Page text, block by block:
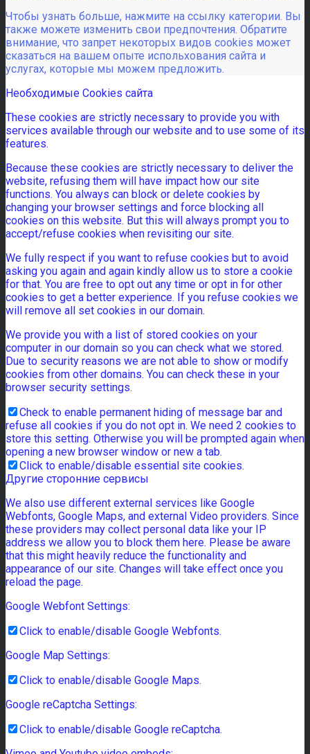
Чтобы узнать больше, нажмите на ссылку категории. Вы
также можете изменить свои предпочтения. Обратите
внимание, что запрет некоторых видов cookies может
сказаться на вашем опыте испольхования сайта и
услугах, которые мы можем предложить.
Необходимые Cookies сайта
These cookies are strictly necessary to provide you with
services available through our website and to use some of its
features.
Because these cookies are strictly necessary to deliver the
website, refusing them will have impact how our site
functions. You always can block or delete cookies by
changing your browser settings and force blocking all
cookies on this website. But this will always prompt you to
accept/refuse cookies when revisiting our site.
We fully respect if you want to refuse cookies but to avoid
asking you again and again kindly allow us to store a cookie
for that. You are free to opt out any time or opt in for other
cookies to get a better experience. If you refuse cookies we
will remove all set cookies in our domain.
We provide you with a list of stored cookies on your
computer in our domain so you can check what we stored.
Due to security reasons we are not able to show or modify
cookies from other domains. You can check these in your
browser security settings.
Check to enable permanent hiding of message bar and
refuse all cookies if you do not opt in. We need 2 cookies to
store this setting. Otherwise you will be prompted again when
opening a new browser window or new a tab.
Click to enable/disable essential site cookies.
Другие сторонние сервисы
We also use different external services like Google
Webfonts, Google Maps, and external Video providers. Since
these providers may collect personal data like your IP
address we allow you to block them here. Please be aware
that this might heavily reduce the functionality and
appearance of our site. Changes will take effect once you
reload the page.
Google Webfont Settings:
Click to enable/disable Google Webfonts.
Google Map Settings:
Click to enable/disable Google Maps.
Google reCaptcha Settings:
Click to enable/disable Google reCaptcha.